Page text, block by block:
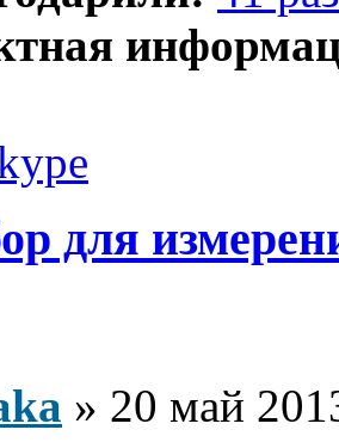
для
» 20 май